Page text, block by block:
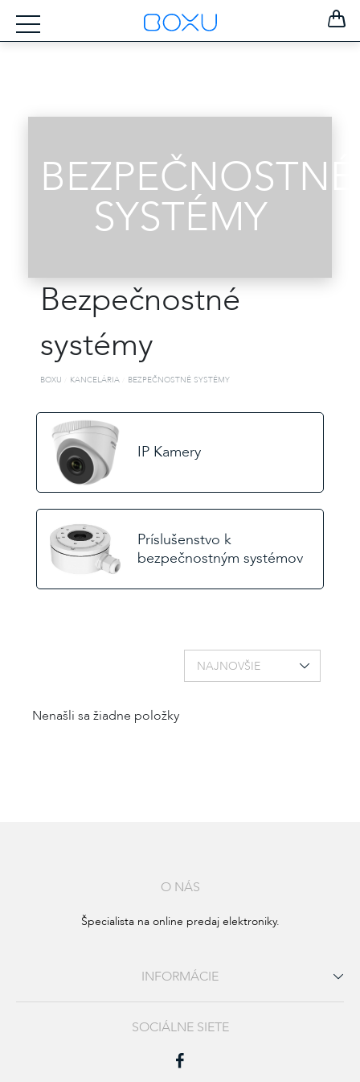
BEZPEČNOSTNÉ
SYSTÉMY
Bezpečnostné
systémy
BOXU KANCELÁRIA BEZPEČNOSTNÉ SYSTÉMY
IP Kamery
Príslušenstvo k
bezpečnostným systémov
NAJNOVŠIE
Nenašli sa žiadne položky
O NÁS
Špecialista na online predaj elektroniky.
INFORMÁCIE
SOCIÁLNE SIETE
PRIHLÁSENÝ
alebo
Prihlásiť
cez
Facebook
Prihlásiť
cez